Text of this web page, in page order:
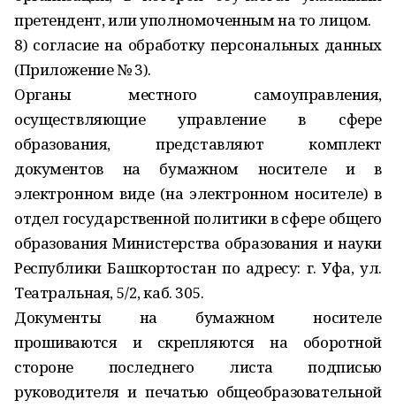
претендент, или уполномоченным на то лицом.
8) согласие на обработку персональных данных
(Приложение № 3).
Органы местного самоуправления,
осуществляющие управление в сфере
образования, представляют комплект
документов на бумажном носителе и в
электронном виде (на электронном носителе) в
отдел государственной политики в сфере общего
образования Министерства образования и науки
Республики Башкортостан по адресу: г. Уфа, ул.
Театральная, 5/2, каб. 305.
Документы на бумажном носителе
прошиваются и скрепляются на оборотной
стороне последнего листа подписью
руководителя и печатью общеобразовательной